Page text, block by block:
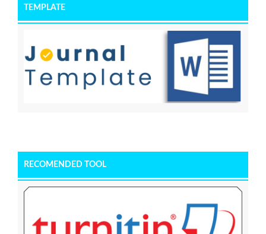
TEMPLATE
RECOMENDED TOOL